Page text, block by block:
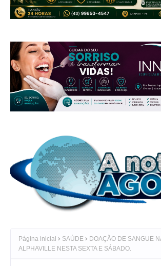
Página inicial SAÚDE
DOAÇÃO DE SANGUE
ALPHAVILLE NESTA SEXTA E SÁBADO.